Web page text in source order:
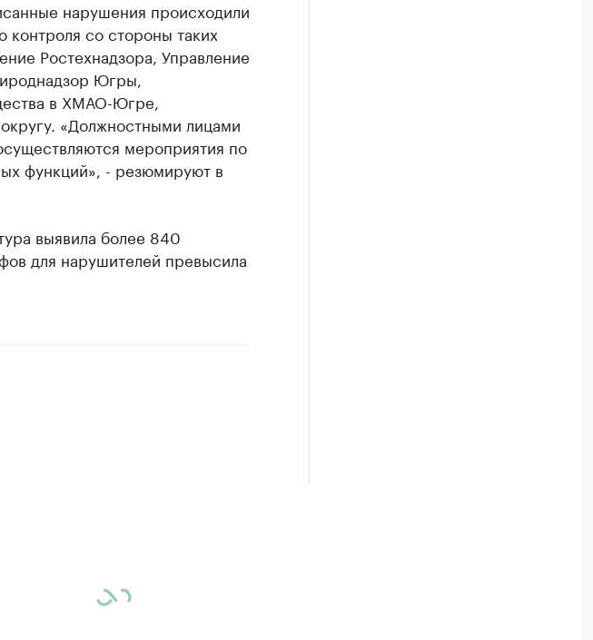
нарушения происходили
со стороны таких
Ростехнадзора, Управление
Югры,
в ХМАО-Югре,
«Должностными лицами
мероприятия по
функций», - резюмируют в
выявила более 840
для нарушителей превысила